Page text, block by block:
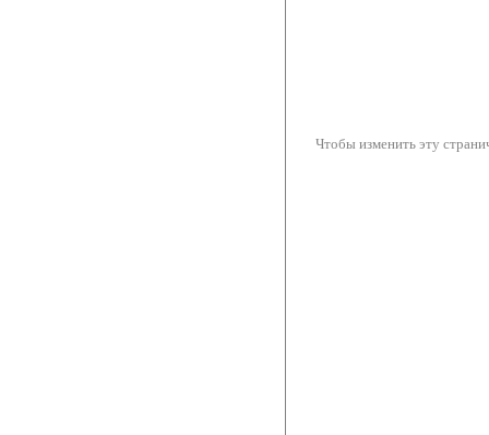
Чтобы изменить эту